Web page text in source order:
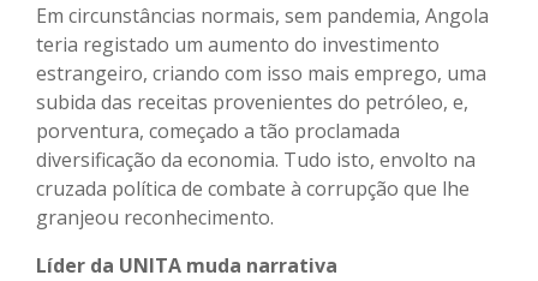
Em circunstâncias normais, sem pandemia, Angola
teria registado um aumento do investimento
estrangeiro, criando com isso mais emprego, uma
subida das receitas provenientes do petróleo, e,
porventura, começado a tão proclamada
diversificação da economia. Tudo isto, envolto na
cruzada política de combate à corrupção que lhe
granjeou reconhecimento.
Líder da UNITA muda narrativa